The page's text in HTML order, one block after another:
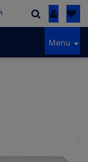
Inloggen
Menu